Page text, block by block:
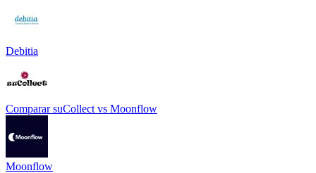
Debitia
Comparar suCollect vs Moonflow
Moonflow